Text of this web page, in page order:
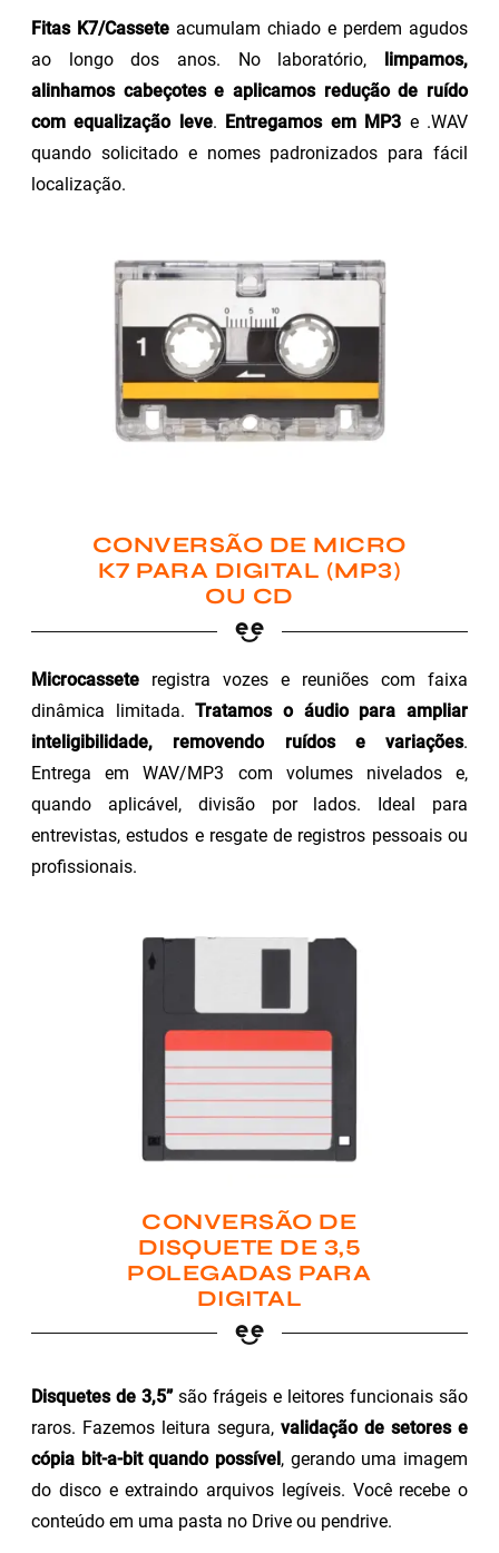
Fitas K7/Cassete acumulam chiado e perdem agudos
ao longo dos anos. No laboratório, limpamos,
alinhamos cabeçotes e aplicamos redução de ruído
com equalização leve. Entregamos em MP3 e .WAV
quando solicitado e nomes padronizados para fácil
localização.
CONVERSÃO DE MICRO
K7 PARA DIGITAL (MP3)
OU CD
Microcassete registra vozes e reuniões com faixa
dinâmica limitada.Tratamos o áudio para ampliar
inteligibilidade, removendo ruídos e variações.
Entrega em WAV/MP3 com volumes nivelados e,
quando aplicável, divisão por lados. Ideal para
entrevistas, estudos e resgate de registros pessoais ou
profissionais.
CONVERSÃO DE
DISQUETE DE 3,5
POLEGADAS PARA
DIGITAL
Disquetes de 3,5”são frágeis e leitores funcionais são
raros. Fazemos leitura segura, validação de setores e
cópia bit-a-bit quando possível, gerando uma imagem
do disco e extraindo arquivos legíveis. Você recebe o
conteúdo em uma pasta no Drive ou pendrive.